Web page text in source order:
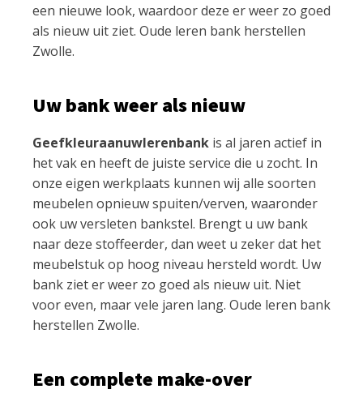
een nieuwe look, waardoor deze er weer zo goed
als nieuw uit ziet. Oude leren bank herstellen
Zwolle.
Uw bank weer als nieuw
Geefkleuraanuwlerenbank is al jaren actief in
het vak en heeft de juiste service die u zocht. In
onze eigen werkplaats kunnen wij alle soorten
meubelen opnieuw spuiten/verven, waaronder
ook uw versleten bankstel. Brengt u uw bank
naar deze stoffeerder, dan weet u zeker dat het
meubelstuk op hoog niveau hersteld wordt. Uw
bank ziet er weer zo goed als nieuw uit. Niet
voor even, maar vele jaren lang. Oude leren bank
herstellen Zwolle.
Een complete make-over